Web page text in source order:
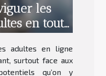
les
en toute
adultes en ligne
surtout face aux
qu’on y